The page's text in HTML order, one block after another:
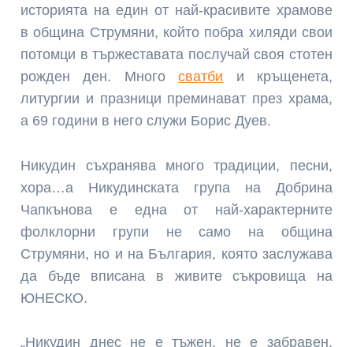
историята на един от най-красивите храмове
в община Струмяни, който побра хиляди свои
потомци в тържеставата послучай своя стотен
рожден ден. Многосватби и кръщенета,
литургии и празници преминават през храма,
а 69 години в него служи Борис Дуев.
Никудин съхранява много традиции, песни,
хора…а Никудинската група на Добрина
Чапкънова е една от най-характерните
фолклорни групи не само на община
Струмяни, но и на България, която заслужава
да бъде вписана в живите съкровища на
ЮНЕСКО.
„Никудин днес не е тъжен, не е забравен,